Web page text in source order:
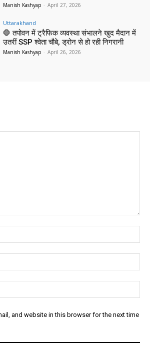
Manish Kashyap - April 27, 2026
Uttarakhand
🛑 तपोवन में ट्रैफिक व्यवस्था संभालने खुद मैदान में
उतरीं SSP श्वेता चौबे, ड्रोन से हो रही निगरानी
Manish Kashyap - April 26, 2026
and website in this browser for the next time